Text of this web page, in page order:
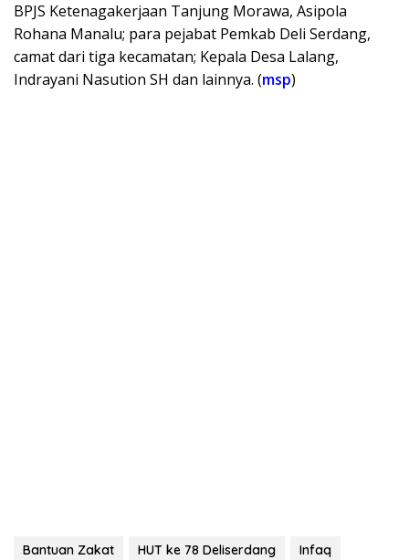
BPJS Ketenagakerjaan Tanjung Morawa, Asipola
Rohana Manalu; para pejabat Pemkab Deli Serdang,
camat dari tiga kecamatan; Kepala Desa Lalang,
Indrayani Nasution SH dan lainnya. (msp)
Bantuan Zakat HUT ke 78 Deliserdang
Infaq